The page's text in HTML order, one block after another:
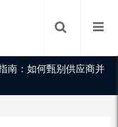
南：如何甄别供应商并